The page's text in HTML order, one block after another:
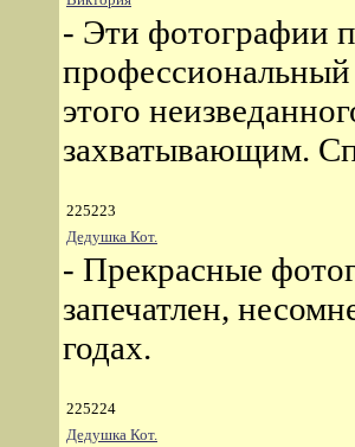
- Эти фотографии
этого
захватывающим.
225223
Дедушка Кот.
- Прекрасные
запечатлен,
годах.
225224
Дедушка Кот.